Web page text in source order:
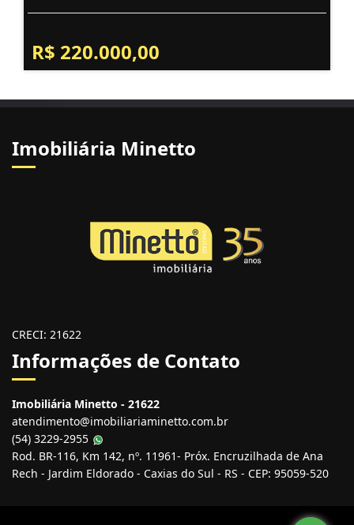
R$ 220.000,00
Imobiliária Minetto
CRECI: 21622
Informações de Contato
Imobiliária Minetto - 21622
atendimento@imobiliariaminetto.com.br
(54) 3229-2955
Rod. BR-116, Km 142, nº. 11961- Próx. Encruzilhada de Ana
Rech - Jardim Eldorado - Caxias do Sul - RS - CEP: 95059-520